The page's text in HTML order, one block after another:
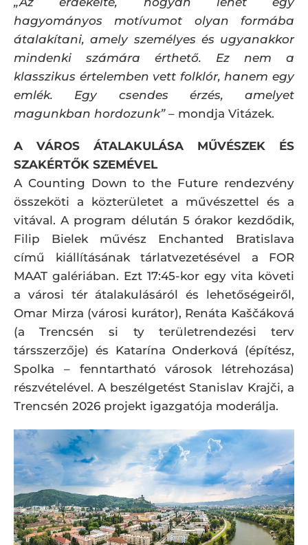
hagyományos motívumot olyan formába
átalakítani, amely személyes és ugyanakkor
mindenki számára érthető. Ez nem a
klasszikus értelemben vett folklór, hanem egy
emlék. Egy csendes érzés, amelyet
magunkban hordozunk”– mondja Vitázek.
A VÁROS ÁTALAKULÁSA MŰVÉSZEK ÉS
SZAKÉRTŐK SZEMÉVEL
A Counting Down to the Future rendezvény
összeköti a közterületet a művészettel és a
vitával. A program délután 5 órakor kezdődik,
Filip Bielek művész Enchanted Bratislava
című kiállításának tárlatvezetésével a FOR
MAAT galériában. Ezt 17:45-kor egy vita követi
a városi tér átalakulásáról és lehetőségeiről,
Omar Mirza (városi kurátor), Renáta Kaščáková
(a Trencsén si ty területrendezési terv
társszerzője) és Katarína Onderková (építész,
Spolka – fenntartható városok létrehozása)
részvételével. A beszélgetést Stanislav Krajči, a
Trencsén 2026 projekt igazgatója moderálja.